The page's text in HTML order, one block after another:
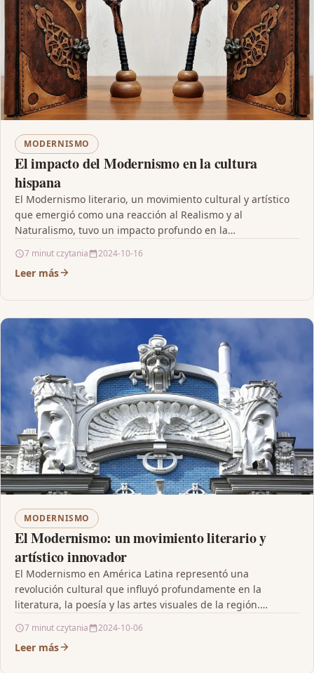
MODERNISMO
El impacto del Modernismo en la cultura
hispana
El Modernismo literario, un movimiento cultural y artístico
que emergió como una reacción al Realismo y al
Naturalismo, tuvo un impacto profundo en la…
7 minut czytania 2024-10-16
Leer más
MODERNISMO
El Modernismo: un movimiento literario y
artístico innovador
El Modernismo en América Latina representó una
revolución cultural que influyó profundamente en la
literatura, la poesía y las artes visuales de la región.…
7 minut czytania 2024-10-06
Leer más